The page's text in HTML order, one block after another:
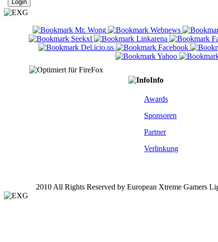
Info
Awards
Sponsoren
Partner
Verlinkung
2010 All Rights Reserved by European Xtreme Gamers